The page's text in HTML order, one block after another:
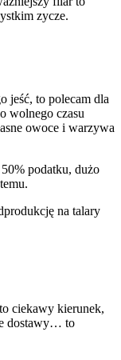
zycze.
jeść, to polecam dla
wolnego czasu
owoce i warzywa
50% podatku, dużo
na talary
ciekawy kierunek,
dostawy… to